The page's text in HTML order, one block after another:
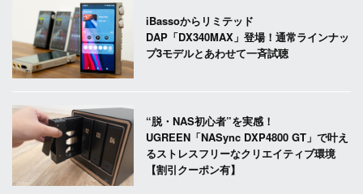
iBassoからリミテッド
DAP「DX340MAX」登場！通常ラインナッ
プ3モデルとあわせて一斉試聴
“脱・NAS初心者”を実感！
UGREEN「NASync DXP4800 GT」で叶え
るストレスフリーなクリエイティブ環境
【割引クーポン有】